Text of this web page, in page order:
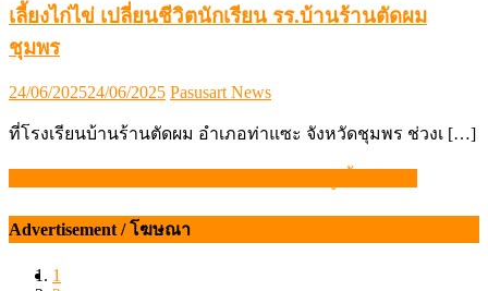
เลี้ยงไก่ไข่ เปลี่ยนชีวิตนักเรียน รร.บ้านร้านตัดผม
ชุมพร
Posted
24/06/202524/06/2025 Author
Pasusart News
ที่โรงเรียนบ้านร้านตัดผม อำเภอท่าแซะ จังหวัดชุมพร ช่วงเ […]
แนะแนว
เรื่อง
Advertisement / โฆษณา
1